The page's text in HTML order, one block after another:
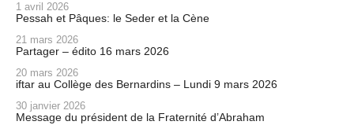
1 avril 2026
Pessah et Pâques: le Seder et la Cène
21 mars 2026
Partager – édito 16 mars 2026
20 mars 2026
iftar au Collège des Bernardins – Lundi 9 mars 2026
30 janvier 2026
Message du président de la Fraternité d’Abraham